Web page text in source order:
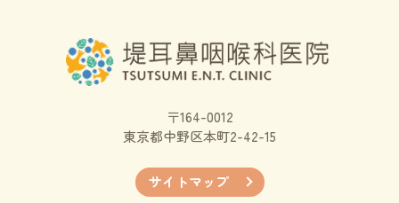
〒164-0012
東京都中野区本町2-42-15
サイトマップ